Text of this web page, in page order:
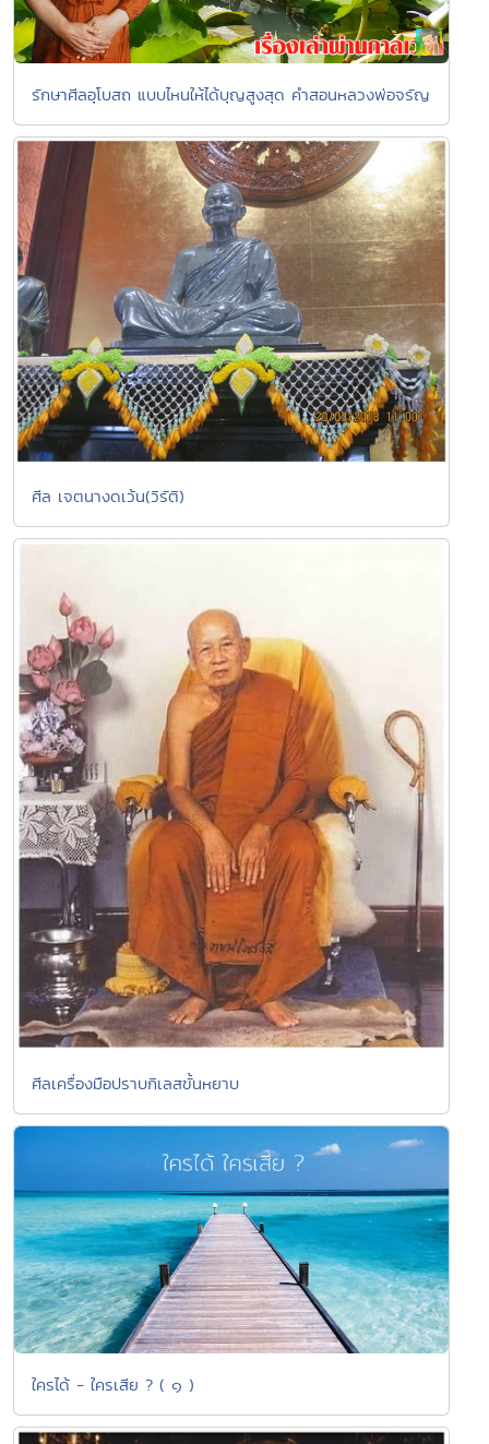
รักษาศีลอุโบสถ แบบไหนให้ได้บุญสูงสุด คำสอนหลวงพ่อจรัญ
ศีล เจตนางดเว้น(วิรัติ)
ศีลเครื่องมือปราบกิเลสขั้นหยาบ
ใครได้ - ใครเสีย ? ( ๑ )